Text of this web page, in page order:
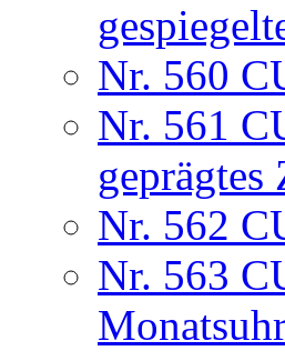
Nr. 560
Nr. 561
geprägtes
Nr. 562
Nr. 563